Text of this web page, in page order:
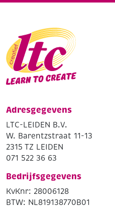
Adresgegevens
LTC-LEIDEN B.V.
W. Barentzstraat 11-13
2315 TZ LEIDEN
071 522 36 63
Bedrijfsgegevens
KvKnr: 28006128
BTW: NL819138770B01